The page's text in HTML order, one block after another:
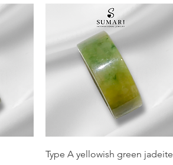
快速瀏覽
Type A yellowish green jadeite